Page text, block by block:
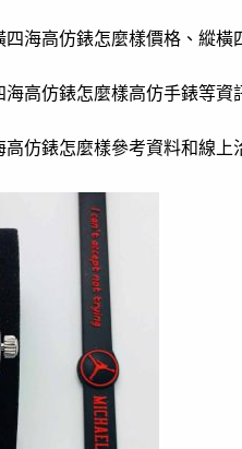
海高仿錶怎麼樣價格、縱
高仿錶怎麼樣高仿手錶等
仿錶怎麼樣參考資料和線上